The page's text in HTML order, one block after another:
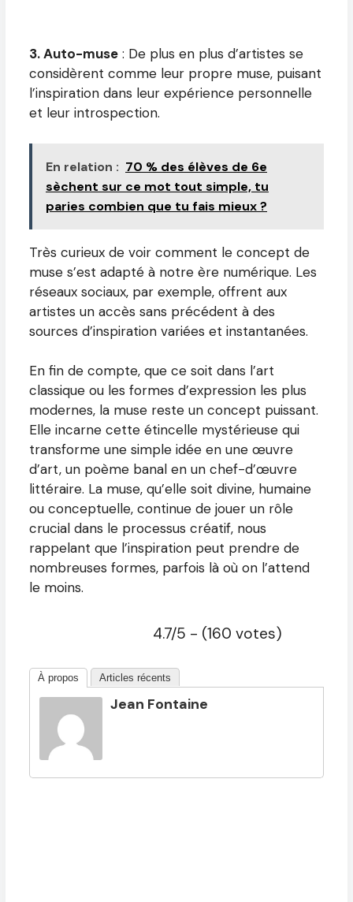
3. Auto-muse : De plus en plus d’artistes se
considèrent comme leur propre muse, puisant
l’inspiration dans leur expérience personnelle
et leur introspection.
En relation : 70 % des élèves de 6e
sèchent sur ce mot tout simple, tu
paries combien que tu fais mieux ?
Très curieux de voir comment le concept de
muse s’est adapté à notre ère numérique. Les
réseaux sociaux, par exemple, offrent aux
artistes un accès sans précédent à des
sources d’inspiration variées et instantanées.
En fin de compte, que ce soit dans l’art
classique ou les formes d’expression les plus
modernes, la muse reste un concept puissant.
Elle incarne cette étincelle mystérieuse qui
transforme une simple idée en une œuvre
d’art, un poème banal en un chef-d’œuvre
littéraire. La muse, qu’elle soit divine, humaine
ou conceptuelle, continue de jouer un rôle
crucial dans le processus créatif, nous
rappelant que l’inspiration peut prendre de
nombreuses formes, parfois là où on l’attend
le moins.
4.7/5 - (160 votes)
À propos Articles récents
Jean Fontaine